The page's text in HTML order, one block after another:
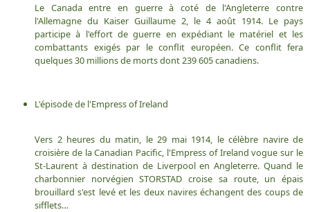
Le Canada entre en guerre à coté de l'Angleterre contre
l'Allemagne du Kaiser Guillaume 2, le 4 août 1914. Le pays
participe à l'effort de guerre en expédiant le matériel et les
combattants exigés par le conflit européen. Ce conflit fera
quelques 30 millions de morts dont 239 605 canadiens.
L'épisode de l'Empress of Ireland
Vers 2 heures du matin, le 29 mai 1914, le célèbre navire de
croisière de la Canadian Pacific, l'Empress of Ireland vogue sur le
St-Laurent à destination de Liverpool en Angleterre. Quand le
charbonnier norvégien STORSTAD croise sa route, un épais
brouillard s'est levé et les deux navires échangent des coups de
sifflets…